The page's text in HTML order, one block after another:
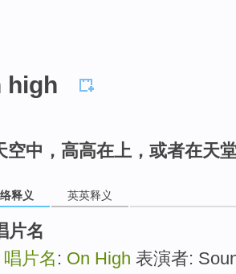
high
空中，高高在上，或者在天
释义 英英释义
片名
唱片名 : On High 表演者: